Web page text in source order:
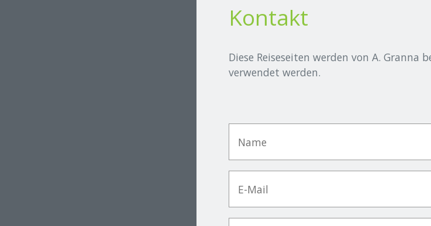
Kontakt
Diese Reiseseiten werden von A.
verwendet werden.